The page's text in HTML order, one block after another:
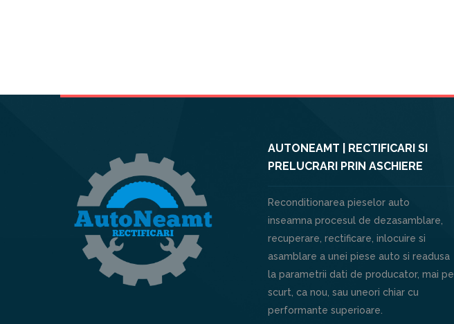
AUTONEAMT | RECTIFICARI SI
PRELUCRARI PRIN ASCHIERE
Reconditionarea pieselor auto
inseamna procesul de dezasamblare,
recuperare, rectificare, inlocuire si
asamblare a unei piese auto si readusa
la parametrii dati de producator, mai pe
scurt, ca nou, sau uneori chiar cu
performante superioare.